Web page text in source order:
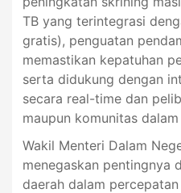
TB yang terintegrasi
gratis), penguatan
memastikan kepatuhan
serta didukung dengan
secara real-time dan
maupun komunitas
Wakil Menteri Dalam
menegaskan pentingnya
daerah dalam